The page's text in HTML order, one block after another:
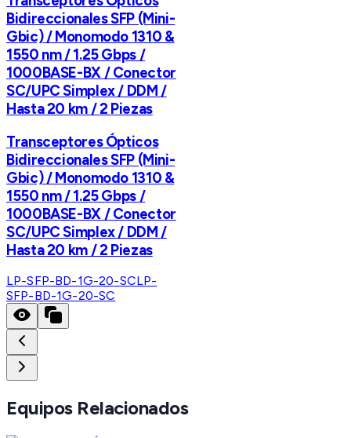
Bidireccionales SFP (Mini-
Gbic) / Monomodo 1310 &
1550 nm / 1.25 Gbps /
1000BASE-BX / Conector
SC/UPC Simplex / DDM /
Hasta 20 km / 2 Piezas
Transceptores Ópticos
Bidireccionales SFP (Mini-
Gbic) / Monomodo 1310 &
1550 nm / 1.25 Gbps /
1000BASE-BX / Conector
SC/UPC Simplex / DDM /
Hasta 20 km / 2 Piezas
LP-SFP-BD-1G-20-SCLP-
SFP-BD-1G-20-SC
Equipos Relacionados